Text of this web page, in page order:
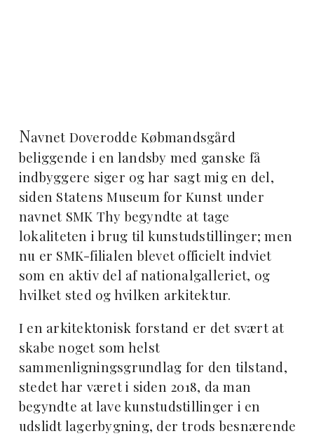
Navnet Doverodde Købmandsgård
beliggende i en landsby med ganske få
indbyggere siger og har sagt mig en del,
siden Statens Museum for Kunst under
navnet SMK Thy begyndte at tage
lokaliteten i brug til kunstudstillinger; men
nu er SMK-filialen blevet officielt indviet
som en aktiv del af nationalgalleriet, og
hvilket sted og hvilken arkitektur.
I en arkitektonisk forstand er det svært at
skabe noget som helst
sammenligningsgrundlag for den tilstand,
stedet har været i siden 2018, da man
begyndte at lave kunstudstillinger i en
udslidt lagerbygning, der trods besnærende